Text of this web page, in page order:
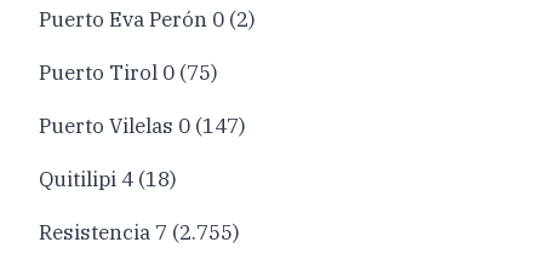
Puerto Eva Perón 0 (2)
Puerto Tirol 0 (75)
Puerto Vilelas 0 (147)
Quitilipi 4 (18)
Resistencia 7 (2.755)